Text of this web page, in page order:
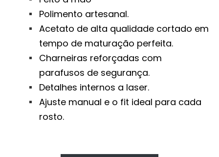
Polimento artesanal.
Acetato de alta qualidade cortado em
tempo de maturação perfeita.
Charneiras reforçadas com
parafusos de segurança.
Detalhes internos a laser.
Ajuste manual e o fit ideal para cada
rosto.